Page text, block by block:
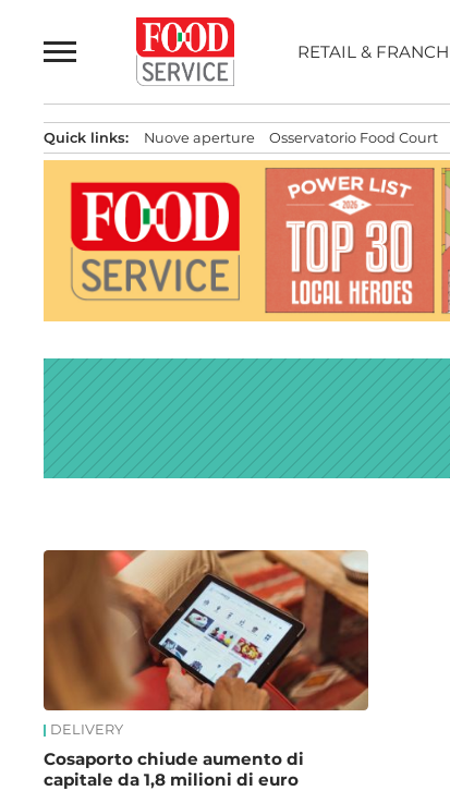
al
contenuto
RETAIL &
Quick links: Nuove aperture Osservatorio Food Court
News
DELIVERY
Cosaporto chiude aumento di
capitale da 1,8 milioni di euro